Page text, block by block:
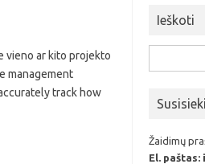
vieno ar kito projekto
management
track how
Ieškoti
Žaidimų
El.